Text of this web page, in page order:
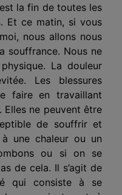
la fin de toutes les
Et ce matin, si vous
nous allons nous
souffrance. Nous ne
La douleur
Les blessures
faire en travaillant
Elles ne peuvent être
de souffrir et
à une chaleur ou un
ou si on se
de cela. Il s’agit de
qui consiste à se